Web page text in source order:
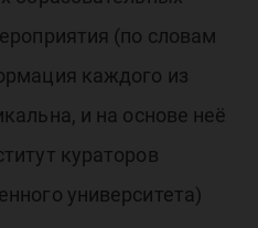
(по словам
каждого из
и на основе неё
кураторов
университета)